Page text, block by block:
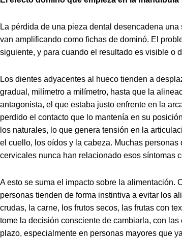
La pérdida de una pieza dental desencadena
van amplificando como fichas de dominó. El
siguiente, y para cuando el resultado es visible o
Los dientes adyacentes al hueco tienden a
gradual, milímetro a milímetro, hasta que la
antagonista, el que estaba justo enfrente en la
perdido el contacto que lo mantenía en su
los naturales, lo que genera tensión en la
el cuello, los oídos y la cabeza. Muchas
cervicales nunca han relacionado esos síntomas
A esto se suma el impacto sobre la alimentación.
personas tienden de forma instintiva a evitar los
crudas, la carne, los frutos secos, las frutas con
tome la decisión consciente de cambiarla, con
plazo, especialmente en personas mayores que